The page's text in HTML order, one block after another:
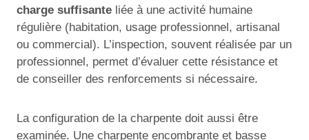
charge suffisante liée à une activité humaine
régulière (habitation, usage professionnel, artisanal
ou commercial). L’inspection, souvent réalisée par un
professionnel, permet d’évaluer cette résistance et
de conseiller des renforcements si nécessaire.
La configuration de la charpente doit aussi être
examinée. Une charpente encombrante et basse